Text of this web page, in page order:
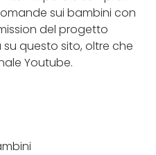
sui bambini con
del progetto
questo sito, oltre che
Youtube.